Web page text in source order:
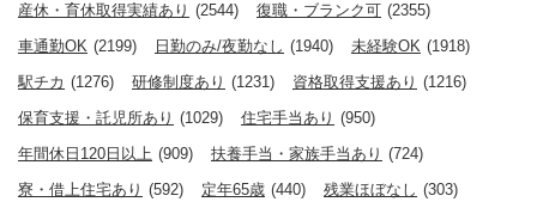
産休・育休取得実績あり (2544) 復職・ブランク可 (2355)
車通勤OK (2199) 日勤のみ/夜勤なし (1940) 未経験OK (1918)
駅チカ (1276) 研修制度あり (1231) 資格取得支援あり (1216)
保育支援・託児所あり (1029) 住宅手当あり (950)
年間休日120日以上 (909) 扶養手当・家族手当あり (724)
寮・借上住宅あり (592) 定年65歳 (440) 残業ほぼなし (303)